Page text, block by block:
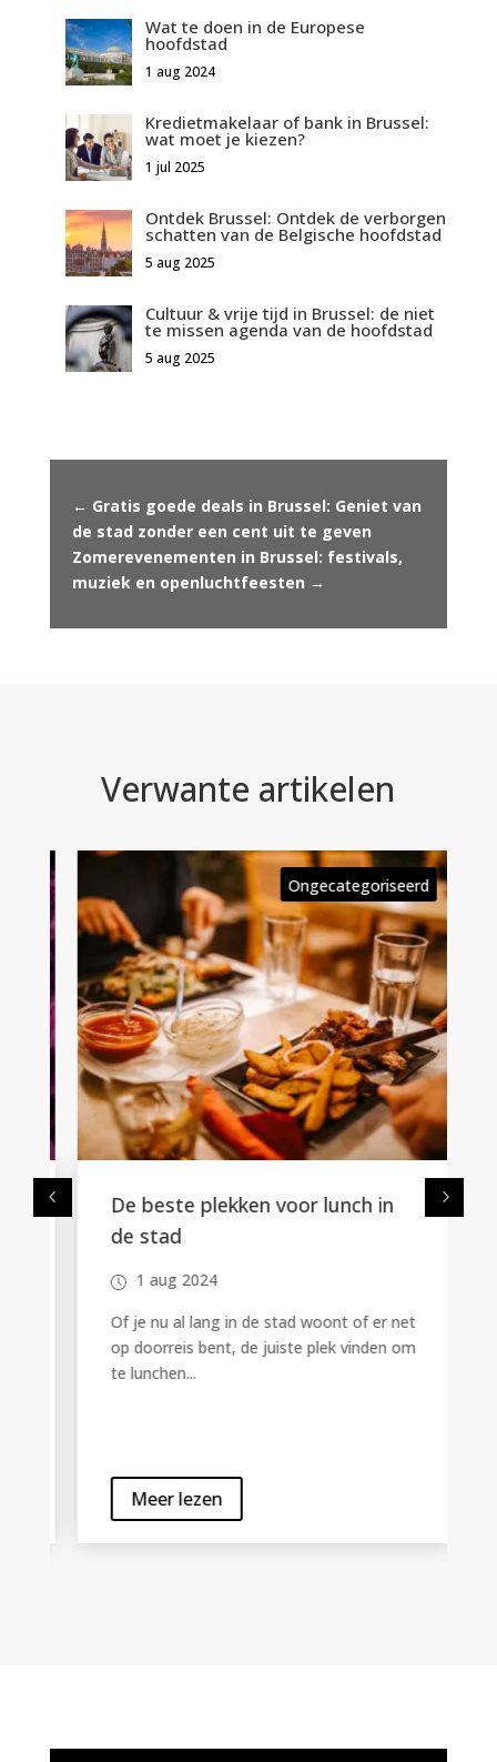
Wat te doen in de Europese
hoofdstad
1 aug 2024
Kredietmakelaar of bank in Brussel:
wat moet je kiezen?
1 jul 2025
Ontdek Brussel: Ontdek de verborgen
schatten van de Belgische hoofdstad
5 aug 2025
Cultuur & vrije tijd in Brussel: de niet
te missen agenda van de hoofdstad
5 aug 2025
← Gratis goede deals in Brussel: Geniet van
de stad zonder een cent uit te geven
Zomerevenementen in Brussel: festivals,
muziek en openluchtfeesten →
Verwante artikelen
Ongecategoriseerd
De beste plekken voor lunch in
de stad
1 aug 2024
Of je nu al lang in de stad woont of er net
op doorreis bent, de juiste plek vinden om
te lunchen...
Meer lezen